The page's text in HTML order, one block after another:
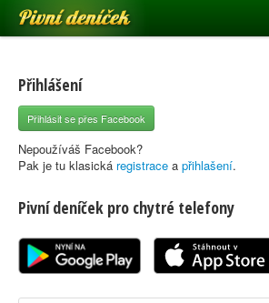
Pivní deníček
Pivní mapa
Pivní značky
Nápověda
Registrace
Přihlášení
Přihlásit se přes Facebook
Nepoužíváš Facebook?
Pak je tu klasická registrace a přihlašení.
Pivní deníček pro chytré telefony